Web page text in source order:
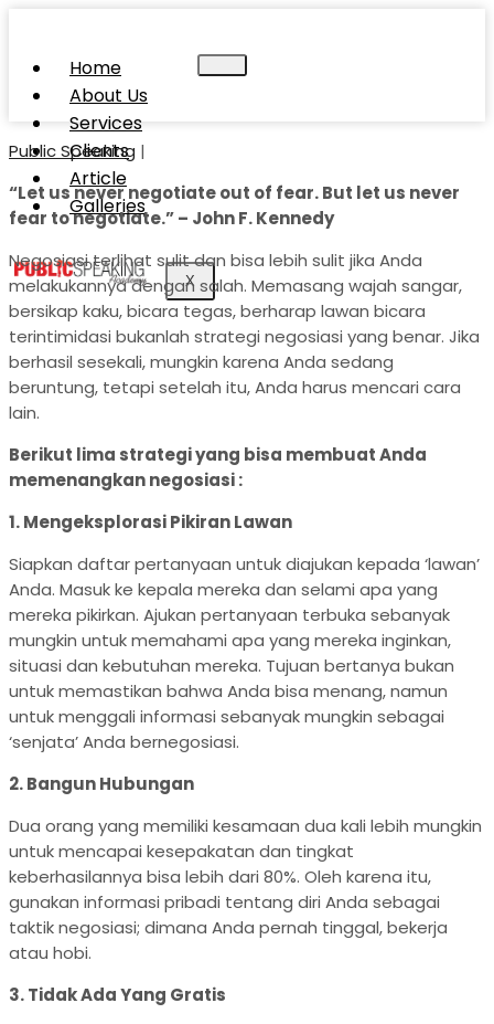
Home
About Us
Services
Clients
Article
Galleries
X
Public Speaking |
“Let us never negotiate out of fear. But let us never
fear to negotiate.” – John F. Kennedy
Negosiasi terlihat sulit dan bisa lebih sulit jika Anda
melakukannya dengan salah. Memasang wajah sangar,
bersikap kaku, bicara tegas, berharap lawan bicara
terintimidasi bukanlah strategi negosiasi yang benar. Jika
berhasil sesekali, mungkin karena Anda sedang
beruntung, tetapi setelah itu, Anda harus mencari cara
lain.
Berikut lima strategi yang bisa membuat Anda
memenangkan negosiasi:
1. Mengeksplorasi Pikiran Lawan
Siapkan daftar pertanyaan untuk diajukan kepada ‘lawan’
Anda. Masuk ke kepala mereka dan selami apa yang
mereka pikirkan. Ajukan pertanyaan terbuka sebanyak
mungkin untuk memahami apa yang mereka inginkan,
situasi dan kebutuhan mereka. Tujuan bertanya bukan
untuk memastikan bahwa Anda bisa menang, namun
untuk menggali informasi sebanyak mungkin sebagai
‘senjata’ Anda bernegosiasi.
2. Bangun Hubungan
Dua orang yang memiliki kesamaan dua kali lebih mungkin
untuk mencapai kesepakatan dan tingkat
keberhasilannya bisa lebih dari 80%. Oleh karena itu,
gunakan informasi pribadi tentang diri Anda sebagai
taktik negosiasi; dimana Anda pernah tinggal, bekerja
atau hobi.
3. Tidak AdaYang Gratis